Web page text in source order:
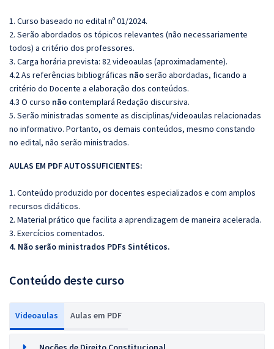
1. Curso baseado no edital nº 01/2024.
2. Serão abordados os tópicos relevantes (não necessariamente
todos) a critério dos professores.
3. Carga horária prevista: 82 videoaulas (aproximadamente).
4.2 As referências bibliográficas nãoserão abordadas, ficando a
critério do Docente a elaboração dos conteúdos.
4.3 O curso nãocontemplará Redação discursiva.
5. Serão ministradas somente as disciplinas/videoaulas relacionadas
no informativo. Portanto, os demais conteúdos, mesmo constando
no edital, não serão ministrados.
AULAS EM PDF AUTOSSUFICIENTES:
1. Conteúdo produzido por docentes especializados e com amplos
recursos didáticos.
2. Material prático que facilita a aprendizagem de maneira acelerada.
3. Exercícios comentados.
4. Não serão ministrados PDFs Sintéticos.
Conteúdo deste curso
Videoaulas Aulas em PDF